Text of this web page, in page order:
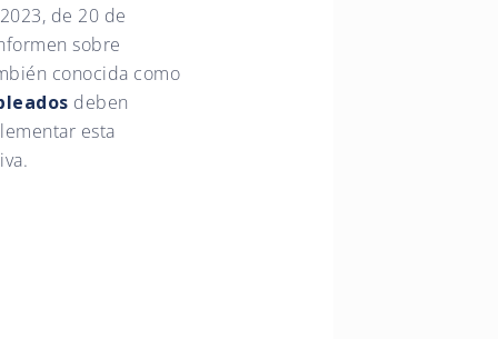
de 20 de
sobre
conocida como
deben
esta